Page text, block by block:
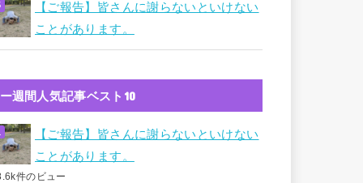
【ご報告】皆さんに謝らないといけない
ことがあります。
ー週間人気記事ベスト10
【ご報告】皆さんに謝らないといけない
ことがあります。
件のビュー